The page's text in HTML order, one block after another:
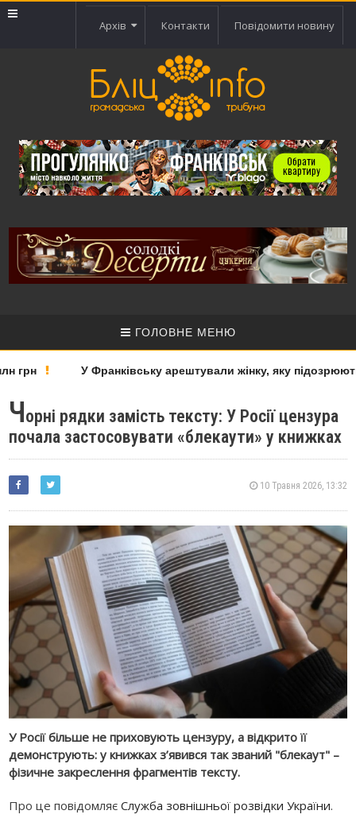
Архів Контакти Повідомити новину
ГОЛОВНЕ МЕНЮ
грн У Франківську арештували жінку, яку
Чорні рядки замість тексту: У Росії цензура
почала застосовувати «блекаути» у книжках
10 Травня 2026, 13:32
У Росії більше не приховують цензуру, а відкрито її
демонструють: у книжках з’явився так званий "блекаут" –
фізичне закреслення фрагментів тексту.
Про це повідомляєСлужба зовнішньої розвідки України.